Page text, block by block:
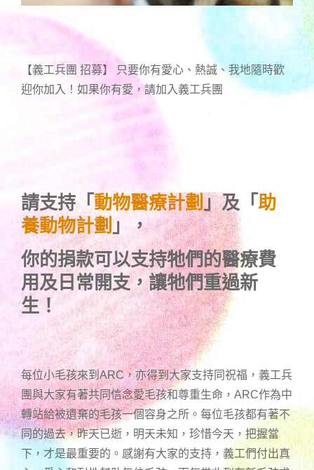
【義工兵團 招募】 只要你有愛心、熱誠、我地隨時歡
迎你加入！如果你有愛，請加入義工兵團
請支持「 動物醫療計劃」及「 助
養動物計劃 」，
你的捐款可以支持牠們的醫療費
用及日常開支，讓牠們重過新
生！
每位小毛孩來到ARC，亦得到大家支持同祝福，義工兵
團與大家有著共同信念愛毛孩和尊重生命，ARC作為中
轉站給被遺棄的毛孩一個容身之所。每位毛孩都有著不
同的過去，昨天已逝，明天未知，珍惜今天，把握當
下，才是最重要的。感謝有大家的支持，義工們付出真